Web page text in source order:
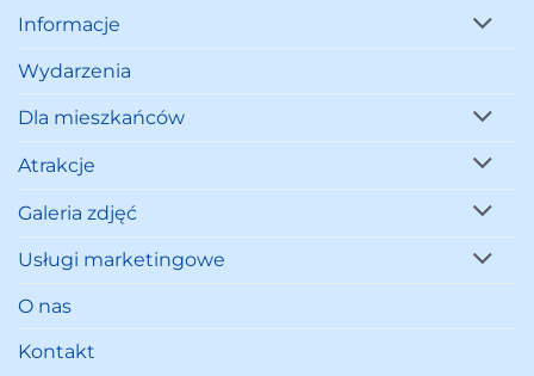
Informacje
Wydarzenia
Dla mieszkańców
Atrakcje
Galeria zdjęć
Usługi marketingowe
O nas
Kontakt